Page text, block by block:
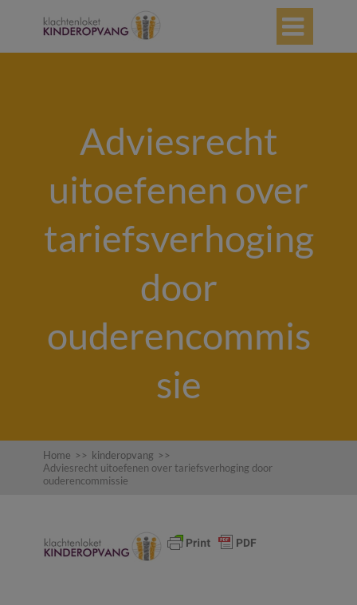

Adviesrecht
uitoefenen over
tariefsverhoging
door
ouderencommis
sie
Home >> kinderopvang >>
Adviesrecht uitoefenen over tariefsverhoging door
ouderencommissie